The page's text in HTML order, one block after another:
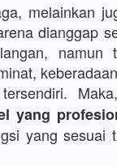
melainkan
dianggap
namun
yang
yang sesuai